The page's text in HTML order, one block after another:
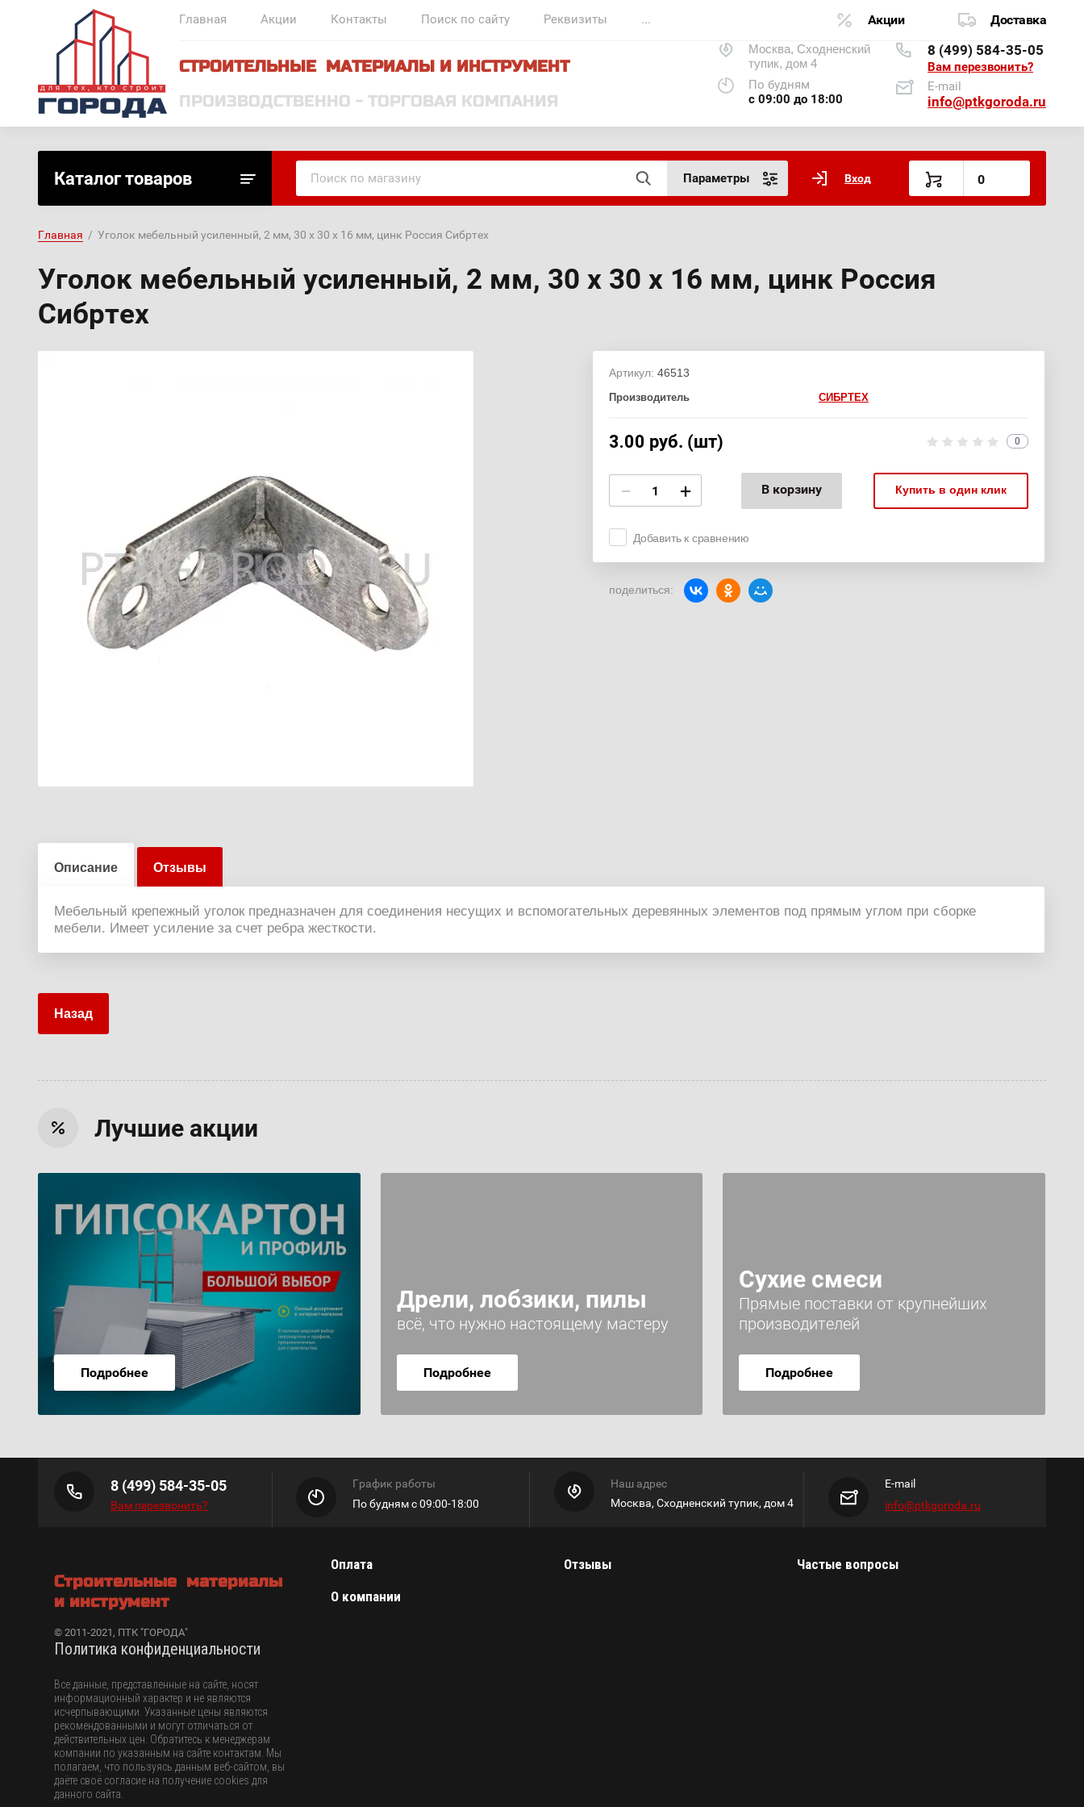
Главная Акции Контакты Поиск по сайту Реквизиты ... Акции Доставка
СТРОИТЕЛЬНЫЕ МАТЕРИАЛЫ И ИНСТРУМЕНТ
ПРОИЗВОДСТВЕННО - ТОРГОВАЯ КОМПАНИЯ
Москва, Сходненский
тупик, дом 4
По будням
с 09:00 до 18:00
8 (499) 584-35-05
Вам перезвонить?
E-mail
info@ptkgoroda.ru
Каталог товаров Параметры Вход 0
Главная
  /  Уголок мебельный усиленный, 2 мм, 30 х 30 х 16 мм, цинк Россия Сибртех
Уголок мебельный усиленный, 2 мм, 30 х 30 х 16 мм, цинк Россия
Сибртех
Артикул: 46513
Производитель СИБРТЕХ
3.00 руб. (шт) 0
− + В корзину Купить в один клик
Добавить к сравнению
поделиться:
Описание Отзывы
Мебельный крепежный уголок предназначен для соединения несущих и вспомогательных деревянных элементов под прямым углом при сборке
мебели. Имеет усиление за счет ребра жесткости.
Назад
Лучшие акции
Подробнее
Дрели, лобзики, пилы
всё, что нужно настоящему мастеру
Подробнее
Сухие смеси
Прямые поставки от крупнейших
производителей
Подробнее
8 (499) 584-35-05
Вам перезвонить?
График работы
По будням с 09:00-18:00
Наш адрес
Москва, Сходненский тупик, дом 4
E-mail
info@ptkgoroda.ru
Строительные материалы
и инструмент
© 2011-2021, ПТК "ГОРОДА"
Политика конфиденциальности
Все данные, представленные на сайте, носят
информационный характер и не являются
исчерпывающими. Указанные цены являются
рекомендованными и могут отличаться от
действительных цен. Обратитесь к менеджерам
компании по указанным на сайте контактам. Мы
полагаем, что пользуясь данным веб-сайтом, вы
даёте своё согласие на получение cookies для
данного сайта.
Оплата Отзывы
Частые вопросы
О компании